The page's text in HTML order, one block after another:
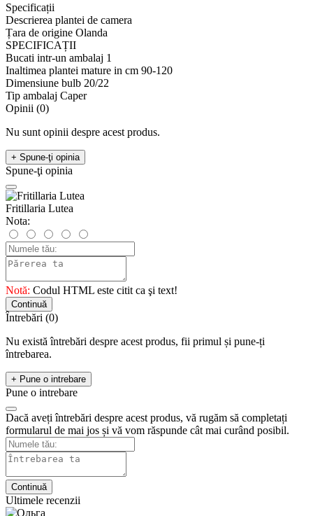
Specificații
Descrierea plantei de camera
Țara de origine Olanda
SPECIFICAȚII
Bucati intr-un ambalaj 1
Inaltimea plantei mature in cm 90-120
Dimensiune bulb 20/22
Tip ambalaj Сaper
Opinii (0)
Nu sunt opinii despre acest produs.
+ Spune-ţi opinia
Spune-ţi opinia
Fritillaria Lutea
Nota:
Notă: Codul HTML este citit ca şi text!
Continuă
Întrebări (0)
Nu există întrebări despre acest produs, fii primul și pune-ți
întrebarea.
+ Pune o intrebare
Pune o intrebare
Dacă aveți întrebări despre acest produs, vă rugăm să completați
formularul de mai jos și vă vom răspunde cât mai curând posibil.
Continuă
Ultimele recenzii